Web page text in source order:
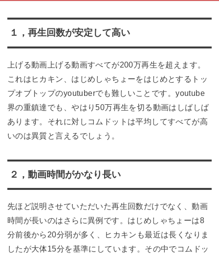
１，再生回数が安定して高い
上げる動画上げる動画すべてが200万再生を超えます。
これはヒカキン、はじめしゃちょーをはじめとするトッ
プオブトップのyoutuberでも難しいことです。youtube
界の重鎮達でも、やはり50万再生を切る動画はしばしば
あります。それに対しコムドットは平均してすべてが高
いのは異質と言えるでしょう。
２，動画時間がかなり長い
先ほど説明させていただいた再生回数だけでなく、動画
時間が長いのはさらに異例です。はじめしゃちょーは8
分前後から20分弱が多く、ヒカキンも最近は長くなりま
したが大体15分を基準にしています。その中でコムドッ